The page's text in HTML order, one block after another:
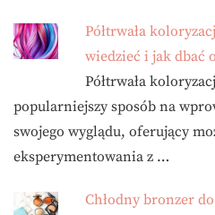
Półtrwała
wiedzieć i jak dbać
Półtrwała
popularniejszy sposób na
swojego wyglądu, oferujący
eksperymentowania z …
Chłodny bronzer